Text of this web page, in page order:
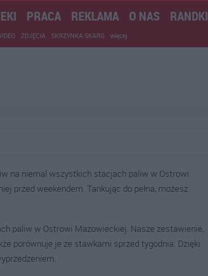
PRACA REKLAMA O NAS RANDKI
ZDJĘCIA SKRZYNKA SKARG więcej
na niemal wszystkich stacjach paliw w Ostrowi
przed weekendem. Tankując do pełna, możesz
paliw w Ostrowi Mazowieckiej. Nasze zestawienie,
porównuje je ze stawkami sprzed tygodnia. Dzięki